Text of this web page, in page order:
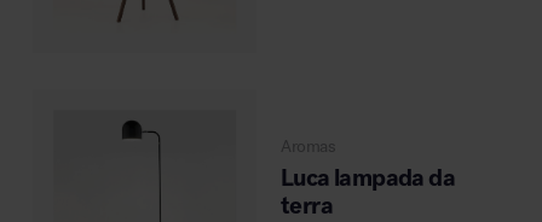
Aromas
Luca lampada da
terra